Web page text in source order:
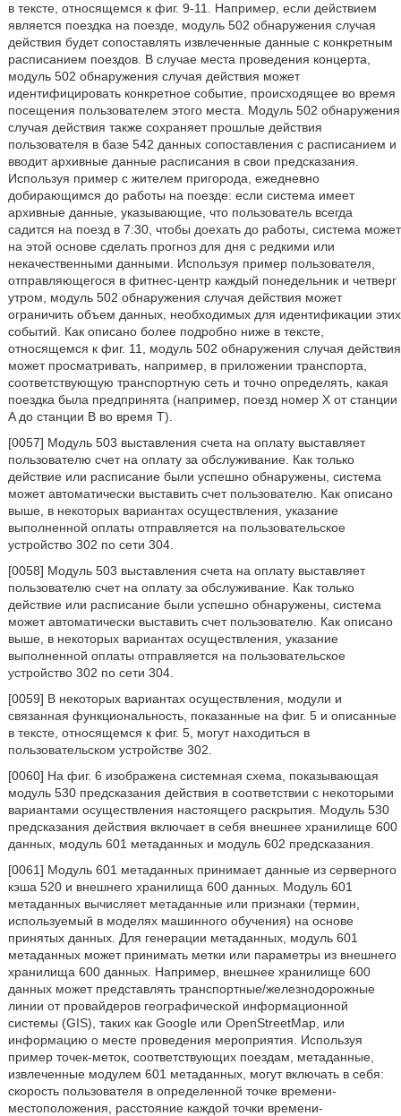
в тексте, относящемся к фиг. 9-11. Например, если действием
является поездка на поезде, модуль 502 обнаружения случая
действия будет сопоставлять извлеченные данные с конкретным
расписанием поездов. В случае места проведения концерта,
модуль 502 обнаружения случая действия может
идентифицировать конкретное событие, происходящее во время
посещения пользователем этого места. Модуль 502 обнаружения
случая действия также сохраняет прошлые действия
пользователя в базе 542 данных сопоставления с расписанием и
вводит архивные данные расписания в свои предсказания.
Используя пример с жителем пригорода, ежедневно
добирающимся до работы на поезде: если система имеет
архивные данные, указывающие, что пользователь всегда
садится на поезд в 7:30, чтобы доехать до работы, система может
на этой основе сделать прогноз для дня с редкими или
некачественными данными. Используя пример пользователя,
отправляющегося в фитнес-центр каждый понедельник и четверг
утром, модуль 502 обнаружения случая действия может
ограничить объем данных, необходимых для идентификации этих
событий. Как описано более подробно ниже в тексте,
относящемся к фиг. 11, модуль 502 обнаружения случая действия
может просматривать, например, в приложении транспорта,
соответствующую транспортную сеть и точно определять, какая
поездка была предпринята (например, поезд номер X от станции
A до станции B во время T).
[0057] Модуль 503 выставления счета на оплату выставляет
пользователю счет на оплату за обслуживание. Как только
действие или расписание были успешно обнаружены, система
может автоматически выставить счет пользователю. Как описано
выше, в некоторых вариантах осуществления, указание
выполненной оплаты отправляется на пользовательское
устройство 302 по сети 304.
[0058] Модуль 503 выставления счета на оплату выставляет
пользователю счет на оплату за обслуживание. Как только
действие или расписание были успешно обнаружены, система
может автоматически выставить счет пользователю. Как описано
выше, в некоторых вариантах осуществления, указание
выполненной оплаты отправляется на пользовательское
устройство 302 по сети 304.
[0059] В некоторых вариантах осуществления, модули и
связанная функциональность, показанные на фиг. 5 и описанные
в тексте, относящемся к фиг. 5, могут находиться в
пользовательском устройстве 302.
[0060] На фиг. 6 изображена системная схема, показывающая
модуль 530 предсказания действия в соответствии с некоторыми
вариантами осуществления настоящего раскрытия. Модуль 530
предсказания действия включает в себя внешнее хранилище 600
данных, модуль 601 метаданных и модуль 602 предсказания.
[0061] Модуль 601 метаданных принимает данные из серверного
кэша 520 и внешнего хранилища 600 данных. Модуль 601
метаданных вычисляет метаданные или признаки (термин,
используемый в моделях машинного обучения) на основе
принятых данных. Для генерации метаданных, модуль 601
метаданных может принимать метки или параметры из внешнего
хранилища 600 данных. Например, внешнее хранилище 600
данных может представлять транспортные/железнодорожные
линии от провайдеров географической информационной
системы (GIS), таких как Google или OpenStreetMap, или
информацию о месте проведения мероприятия. Используя
пример точек-меток, соответствующих поездам, метаданные,
извлеченные модулем 601 метаданных, могут включать в себя:
скорость пользователя в определенной точке времени-
местоположения, расстояние каждой точки времени-